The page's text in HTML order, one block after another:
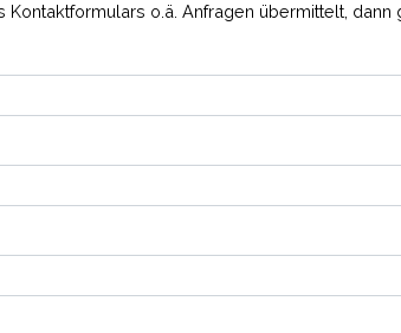
Kontaktformulars o.ä. Anfragen übermittelt,